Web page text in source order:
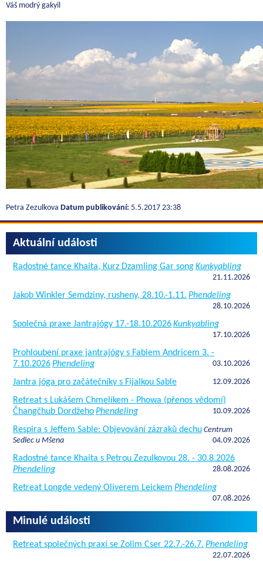
Váš modrý gakyil
Petra Zezulkova Datum publikování: 5.5.2017 23:38
Aktuální události
Radostné tance Khaita, Kurz Dzamling Gar songKunkyabling
21.11.2026
Jakob Winkler Semdziny, rusheny, 28.10.-1.11. Phendeling
28.10.2026
Společná praxe Jantrajógy 17.-18.10.2026Kunkyabling
17.10.2026
Prohloubení praxe jantrajógy s Fabiem Andricem 3. -
7.10.2026Phendeling 03.10.2026
Jantra jóga pro začátečníky s Fijalkou Sable 12.09.2026
Retreat s Lukášem Chmelíkem - Phowa (přenos vědomí)
Čhangčhub DordžehoPhendeling 10.09.2026
Respira s Jeffem Sable: Objevování zázraků dechu Centrum
Sedlec u Mšena
04.09.2026
Radostné tance Khaita s Petrou Zezulkovou 28. - 30.8.2026
Phendeling
28.08.2026
Retreat Longde vedený Oliverem Leickem Phendeling
07.08.2026
Minulé události
Retreat společných praxí se Zolim Cser 22.7.-26.7. Phendeling
22.07.2026